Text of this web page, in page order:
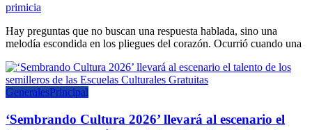
primicia
Hay preguntas que no buscan una respuesta hablada, sino una
melodía escondida en los pliegues del corazón. Ocurrió cuando una
GeneralesPrincipal
‘Sembrando Cultura 2026’ llevará al escenario el